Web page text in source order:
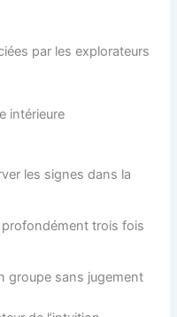
par les explorateurs
intérieure
les signes dans la
profondément trois fois
groupe sans jugement